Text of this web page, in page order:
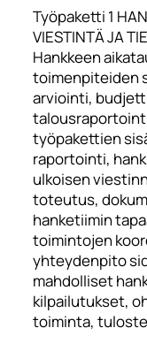
Työpaketti 1
VIESTINTÄ JA
Hankkeen
toimenpiteiden
arviointi,
työpakettien
raportointi,
ulkoisen
toteutus,
hanketiimin
toimintojen
yhteydenpito
mahdolliset
kilpailutukset,
toiminta,